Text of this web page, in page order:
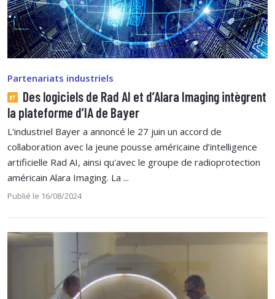
Partenariats industriels
Des logiciels de Rad AI et d’Alara Imaging intègrent
la plateforme d’IA de Bayer
L'industriel Bayer a annoncé le 27 juin un accord de
collaboration avec la jeune pousse américaine d’intelligence
artificielle Rad AI, ainsi qu'avec le groupe de radioprotection
américain Alara Imaging. La ...
Publié le 16/08/2024